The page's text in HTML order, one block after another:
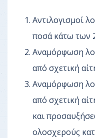
Αντιλογισμοί
ποσά κάτω των
Αναμόρφωση
από σχετική
Αναμόρφωση
από σχετική
και
ολοσχερούς